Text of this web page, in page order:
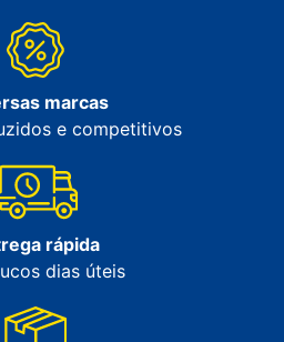
marcas
e competitivos
rápida
dias úteis